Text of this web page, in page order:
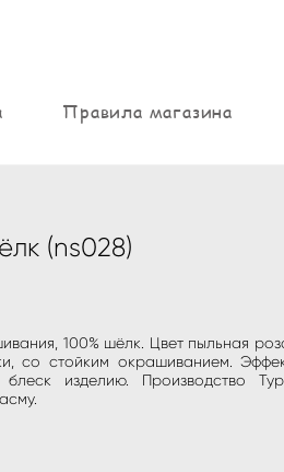
Правила магазина
(ns028)
100% шёлк. Цвет пыльная
со стойким окрашиванием.
блеск изделию. Производство